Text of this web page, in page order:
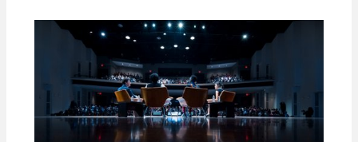
College
Freedom
Forum
exitoso
en
UFM